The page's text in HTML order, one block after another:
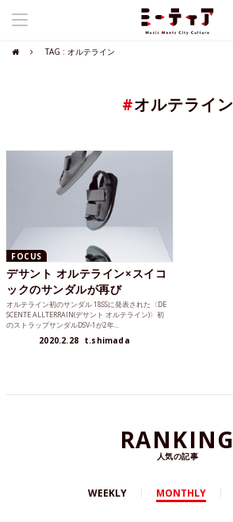
TAG : オルテライン
#オルテライン
FOCUS
デサント オルテライン×スイコ
ックのサンダルが再び
オルテライン初のサンダル 18SSに発表された〈DE
SCENTE ALLTERRAIN(デサント オルテライン)〉初
のストラップサンダルDSV-1が2年...
2020.2.28 t.shimada
RANKING
人気の記事
WEEKLY MONTHLY